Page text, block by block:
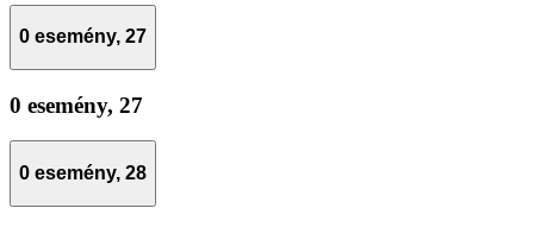
0 esemény, 27
0 esemény, 27
0 esemény, 28